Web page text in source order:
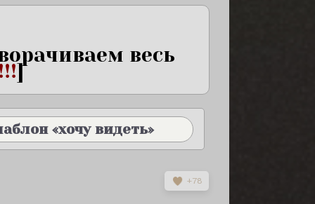
весь
!!!]
«хочу видеть»
+78